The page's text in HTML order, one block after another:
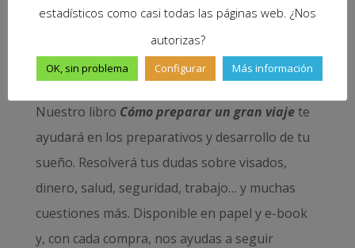
Nuestro libro Cómo preparar un gran viajete
ayudará en los preparativos y desarrollo de tu
sueño. Resolverá tus dudas sobre visados,
dinero, salud, seguridad, trabajo… y muchas
cuestiones más. Disponible en papel y e-book
y, con cada compra, nos ayudas a seguir
estadísticos como casi todas las páginas web. ¿Nos
autorizas?
OK, sin problema Configurar Más información